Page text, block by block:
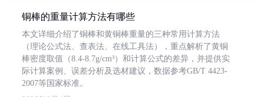
铜棒的重量计算方法有哪些
本文详细介绍了铜棒和黄铜棒重量的三种常用计算方法
（理论公式法、查表法、在线工具法），重点解析了黄铜
棒密度取值（8.4-8.7g/cm³）和计算公式的差异，并提供实
际计算案例、误差分析及选材建议，数据参考GB/T 4423-
2007等国家标准。